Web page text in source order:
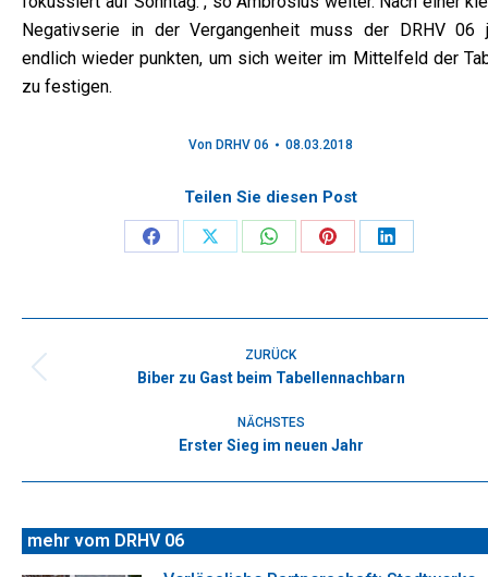
Negativserie in der Vergangenheit muss der DRHV 06
endlich wieder punkten, um sich weiter im Mittelfeld der
zu festigen.
Von DRHV 06 08.03.2018
Teilen Sie diesen Post
Share
Facebook
Share
X
Share
WhatsApp
Share
Pinterest
Share
LinkedIn
ZURÜCK
Vorheriger
Biber zu Gast beim Tabellennachbarn
NÄCHSTES
Nächster
Erster Sieg im neuen Jahr
mehr vom DRHV 06